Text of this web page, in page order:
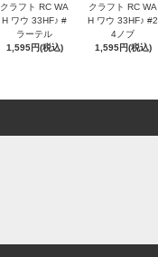
クラフト RC WA
H ワウ 33HF♪ #
ラーテル
1,595円(税込)
クラフト RC WA
H ワウ 33HF♪ #2
4ノブ
1,595円(税込)